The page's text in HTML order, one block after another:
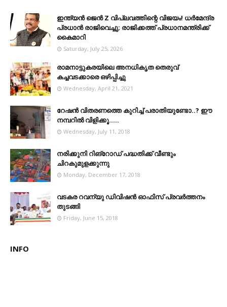
ഇന്ത്യൻ ജെൻ Z വിപ്ലവത്തിന്റെ വിജയം! ധർമേന്ദ്ര
പ്രധാൻ രാജിവെച്ചു; രാജിക്കത്ത് പ്രധാനമന്ത്രിക്ക്
കൈമാറി
Saturday, July 25, 2026
രാമനാട്ടുകരയിലെ അനധികൃത തെരുവ്
കച്ചവടക്കാരെ ഒഴിപ്പിച്ചു
Wednesday, April 21, 2021
റേഷൻ വിതരണത്തെ കുറിച്ച് പരാതിയുണ്ടോ..? ഈ
നമ്പറില്‍ വിളിക്കൂ.....
Wednesday, July 11, 2018
നരിക്കുനി റിങ്റോഡ് പദ്ധതിക്ക് വീണ്ടും
ചിറകുമുളക്കുന്നു
Monday, December 17, 2018
വടകര റവന്യു ഡിവിഷൻ ഓഫിസ് പ്രവർത്തനം
തുടങ്ങി
Friday, June 15, 2018
INFO